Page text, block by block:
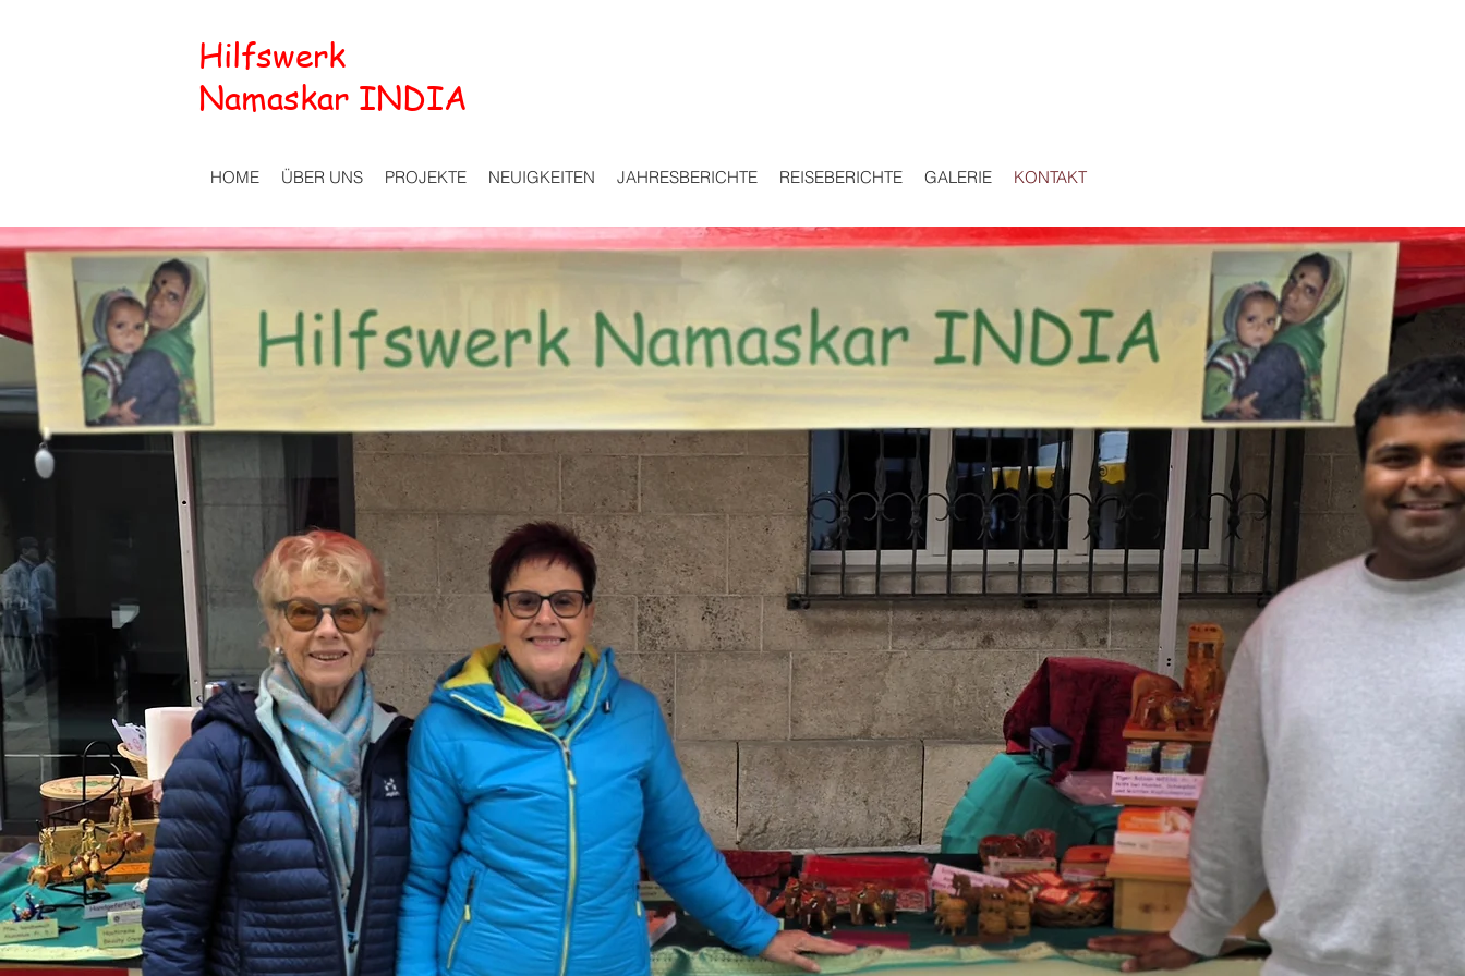
Hilfswerk
Namaskar INDIA
HOME ÜBER UNS PROJEKTE NEUIGKEITEN JAHRESBERICHTE REISEBERICHTE GALERIE KONTAKT